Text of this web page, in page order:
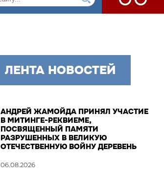
ЛЕНТА НОВОСТЕЙ
АНДРЕЙ ЖАМОЙДА ПРИНЯЛ УЧАСТИЕ
В МИТИНГЕ-РЕКВИЕМЕ,
ПОСВЯЩЕННЫЙ ПАМЯТИ
РАЗРУШЕННЫХ В ВЕЛИКУЮ
ОТЕЧЕСТВЕННУЮ ВОЙНУ ДЕРЕВЕНЬ
06.08.2026